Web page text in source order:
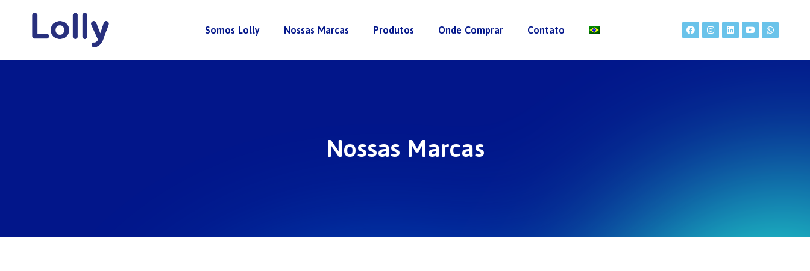
Somos Lolly Nossas Marcas Produtos Onde Comprar Contato
Nossas Marcas